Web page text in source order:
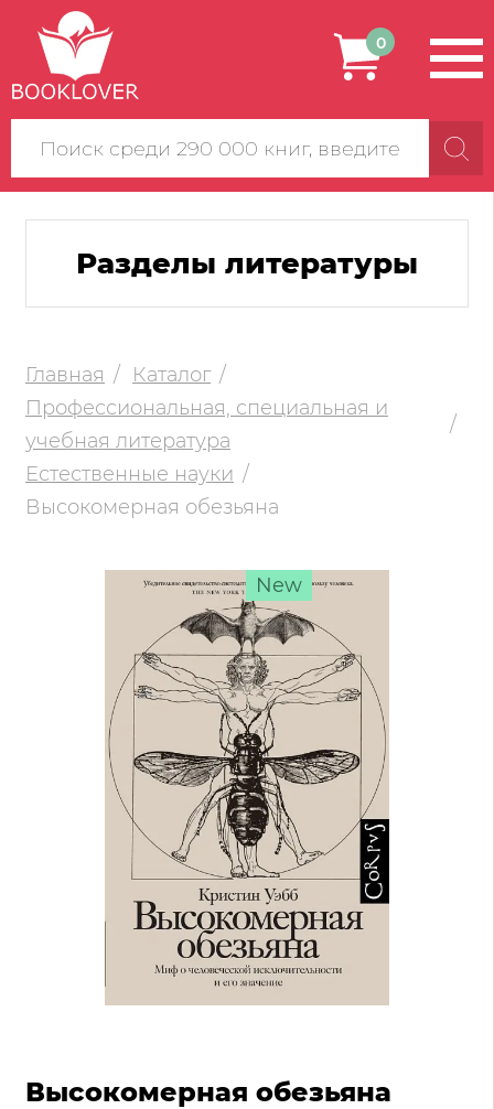
Поиск
по
сайту
0
Разделы литературы
Главная
Каталог
Профессиональная, специальная и
учебная литература
Естественные науки
Высокомерная обезьяна
New
Высокомерная обезьяна